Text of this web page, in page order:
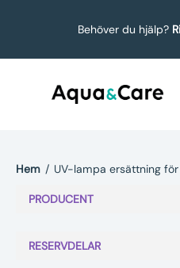
Behöver du hjälp?
Hem / UV-lampa ersättning för
PRODUCENT
RESERVDELAR